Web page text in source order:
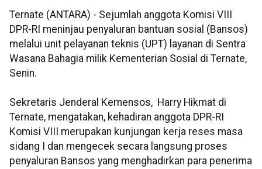
Ternate (ANTARA) - Sejumlah anggota Komisi VIII
DPR-RI meninjau penyaluran bantuan sosial (Bansos)
melalui unit pelayanan teknis (UPT) layanan di Sentra
Wasana Bahagia milik Kementerian Sosial di Ternate,
Senin.
Sekretaris Jenderal Kemensos, Harry Hikmat di
Ternate, mengatakan, kehadiran anggota DPR-RI
Komisi VIII merupakan kunjungan kerja reses masa
sidang I dan mengecek secara langsung proses
penyaluran Bansos yang menghadirkan para penerima